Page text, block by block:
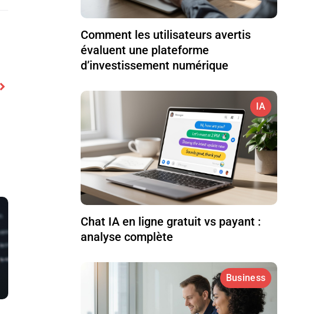
Comment les utilisateurs avertis
évaluent une plateforme
d’investissement numérique
IA
Chat IA en ligne gratuit vs payant :
analyse complète
Business